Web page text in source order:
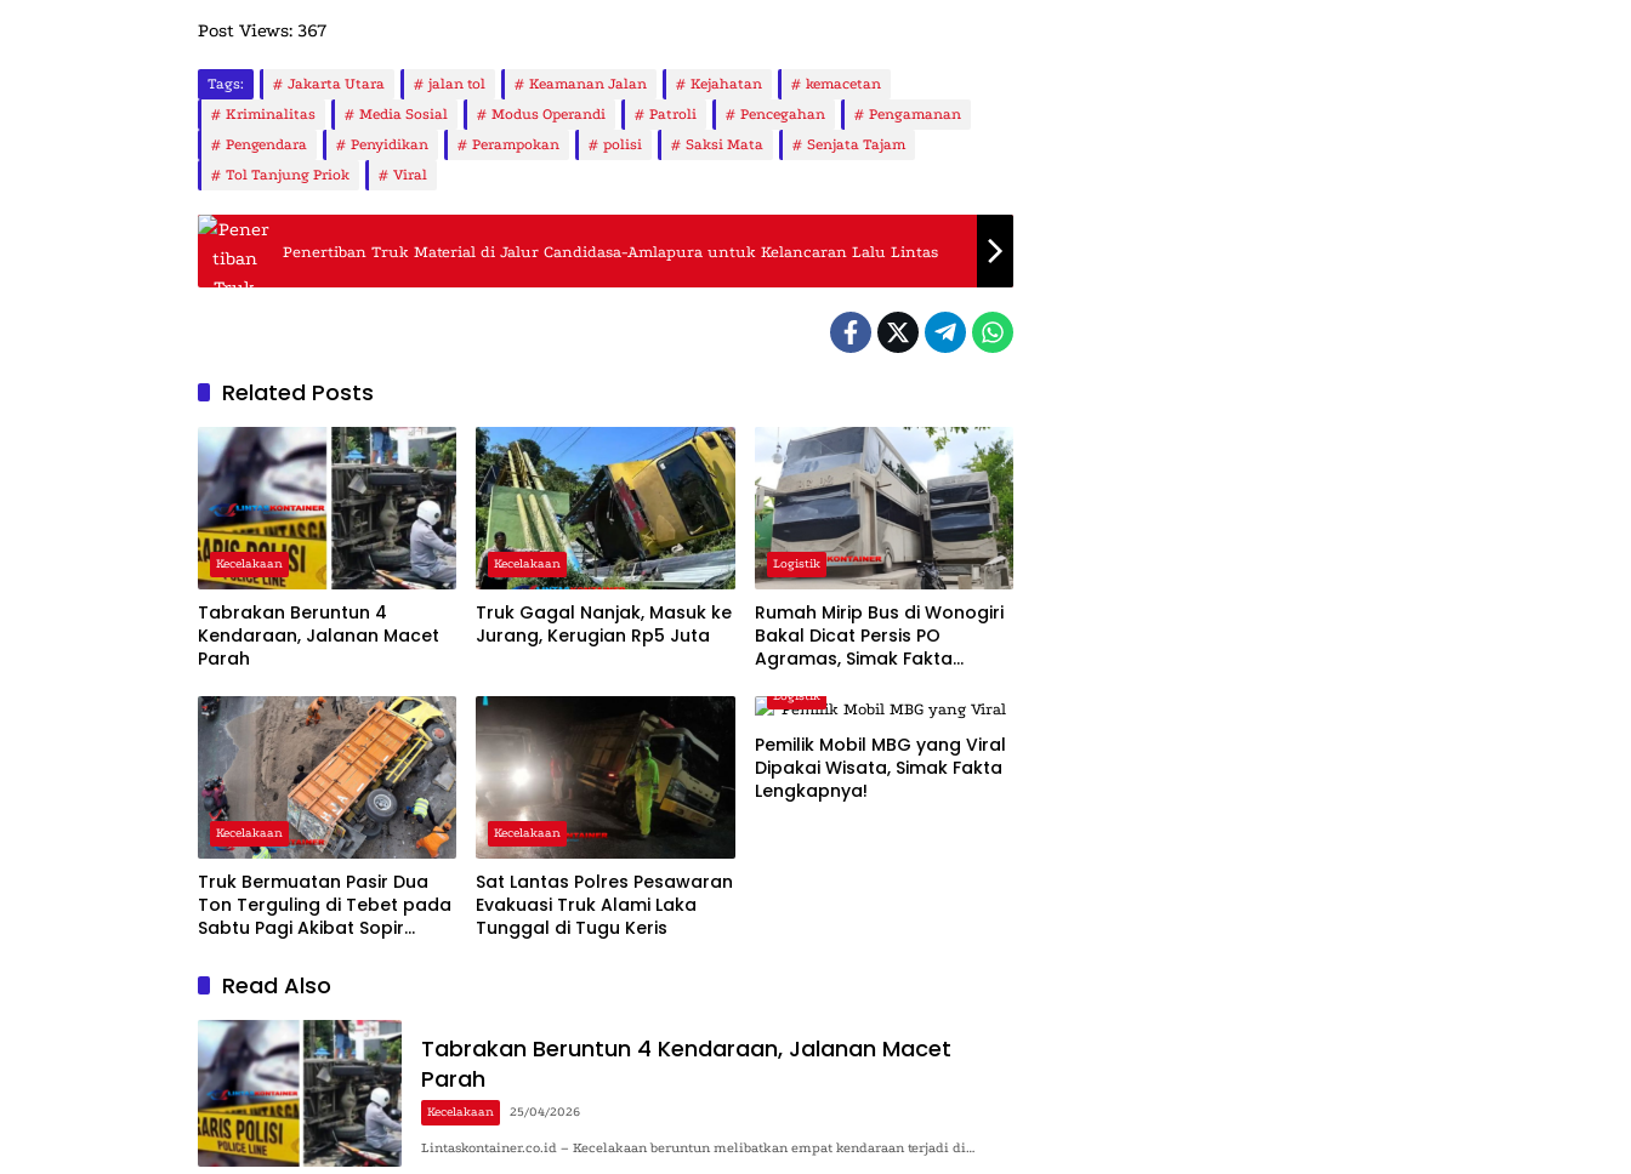
Post Views: 367
Tags: Jakarta Utara jalan tol Keamanan Jalan Kejahatan
kemacetan
Kriminalitas
Media Sosial Modus Operandi Patroli Pencegahan
Pengamanan
Pengendara
Penyidikan Perampokan polisi Saksi Mata
Senjata Tajam
Tol Tanjung Priok
Viral
Penertiban Truk Material di Jalur Candidasa-Amlapura untuk Kelancaran Lalu Lintas
Related Posts
Kecelakaan
Tabrakan Beruntun 4
Kendaraan, Jalanan Macet
Parah
Kecelakaan
Truk Gagal Nanjak, Masuk ke
Jurang, Kerugian Rp5 Juta
Logistik
Rumah Mirip Bus di Wonogiri
Bakal Dicat Persis PO
Agramas, Simak Fakta
Kecelakaan
Truk Bermuatan Pasir Dua
Ton Terguling di Tebet pada
Sabtu Pagi Akibat Sopir
Kecelakaan
Sat Lantas Polres Pesawaran
Evakuasi Truk Alami Laka
Tunggal di Tugu Keris
Logistik
Pemilik Mobil MBG yang Viral
Dipakai Wisata, Simak Fakta
Lengkapnya!
Read Also
Tabrakan Beruntun 4 Kendaraan, Jalanan Macet
Parah
Kecelakaan 25/04/2026
Lintaskontainer.co.id – Kecelakaan beruntun melibatkan empat kendaraan terjadi di…